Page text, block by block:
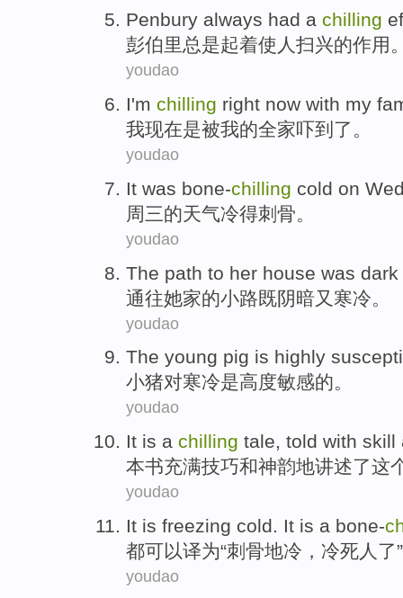
Penbury always had a chilling
彭伯里总是起着使 人扫兴的作用
youdao
I'm chilling right now with my
我现在是被我的全家吓到了。
youdao
It was bone-chilling cold on
周三的天气冷得刺骨。
youdao
The path to her house was dark
通往她家的小路既阴暗又 寒冷。
youdao
The young pig is highly
小猪对寒冷是高度敏感的。
youdao
It is a chilling tale, told with skill
本书充满技巧和神韵地讲述了这
youdao
It is freezing cold. It is a bone-
都可以译为“刺骨地冷 ，冷死人了
youdao